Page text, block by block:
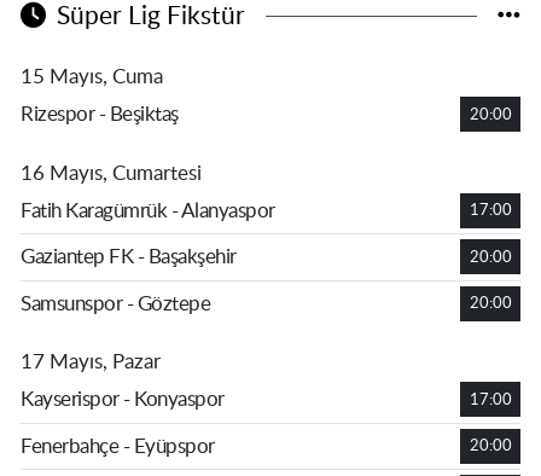
Süper Lig Fikstür
15 Mayıs, Cuma
Rizespor - Beşiktaş
20:00
16 Mayıs, Cumartesi
Fatih Karagümrük - Alanyaspor
17:00
Gaziantep FK - Başakşehir 20:00
Samsunspor - Göztepe 20:00
17 Mayıs, Pazar
Kayserispor - Konyaspor
17:00
Fenerbahçe - Eyüpspor 20:00